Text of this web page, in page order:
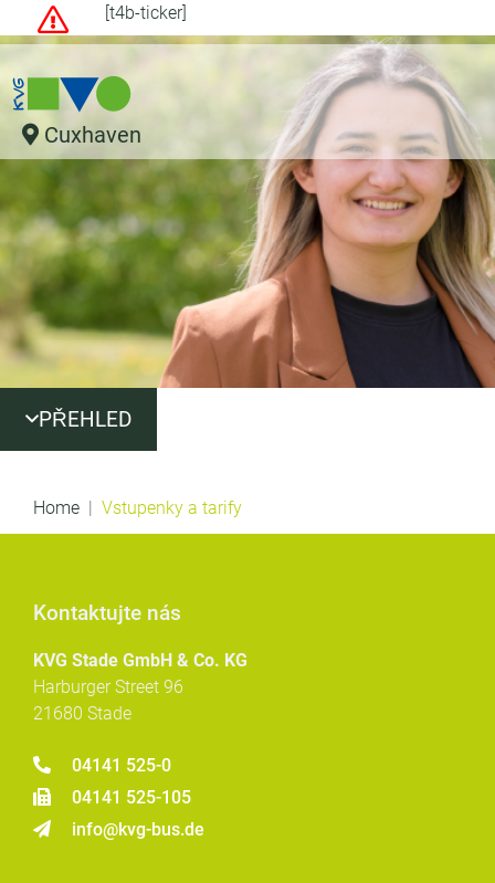
[t4b-ticker]
Cuxhaven
PŘEHLED
Home Vstupenky a tarify
Kontaktujte nás
KVG Stade GmbH & Co. KG
Harburger Street 96
21680 Stade
04141 525-0
04141 525-105
info@kvg-bus.de